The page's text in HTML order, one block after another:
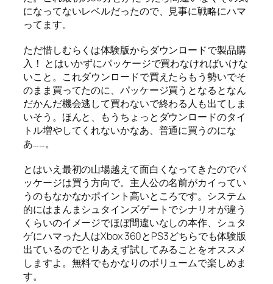
になってないレベルだったので、見事に戦略にハマ
ってます。
ただ惜しむらくは体験版からダウンロードで製品購
入！ とはいかずにパッケージで買わなければいけな
いこと。これダウンロードで買えたらもう勢いでそ
のまま買ってたのに、パッケージ買うとなるとなん
だかんだ機会逃して買わないで終わる人も出てしま
いそう。ほんと、もうちょっとダウンロードのタイ
トル増やしてくれないかなあ、普通に買うのにな
あ……。
とはいえ最初の山場越えて面白くなってきたのでパ
ッケージは買う方向で。主人公の名前がカイってい
うのもなかなかポイント高いところです。システム
的にはまんまシュタインズゲートでシナリオが違う
くらいのイメージでほぼ間違いなしの本作、シュタ
ゲにハマった人はXbox 360とPS3どちらでも体験版
出ているのでとりあえず試してみることをオススメ
しますよ。無料でもかなりのボリュームで楽しめま
す。